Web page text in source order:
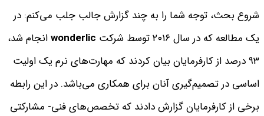
شروع بحث، توجه شما را به چند گزارش جالب جلب می‌کنم: در
یک مطالعه که در سال ۲۰۱۶ توسط شرکت
wonderlicانجام شد،
۹۳ درصد از کارفرمایان بیان کردند که مهارت‌های نرم یک اولیت
اساسی در تصمیم‌گیری آنان برای همکاری می‌باشد. در این رابطه
برخی از کارفرمایان گزارش دادند که تخصص‌های فنی- مشارکتی